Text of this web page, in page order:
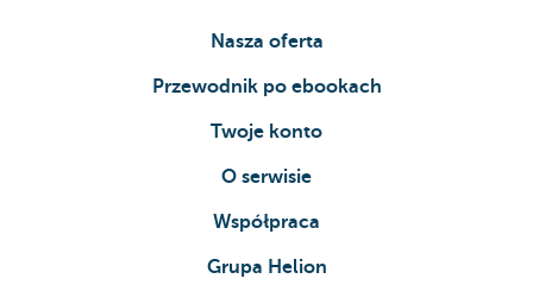
Nasza oferta
Przewodnik po ebookach
Twoje konto
O serwisie
Współpraca
Grupa Helion